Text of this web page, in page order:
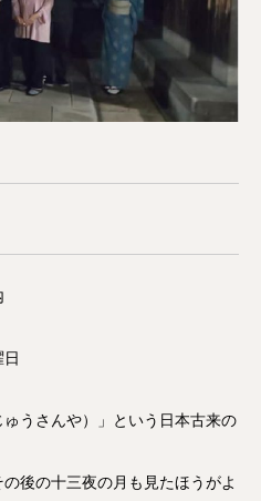
うさんや）」という日本古来の
後の十三夜の月も見たほうがよ